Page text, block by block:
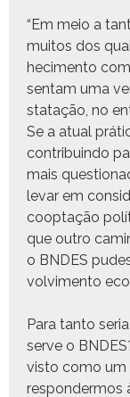
“Em meio a
muitos dos
hec­i­men­to
sen­tam uma
statação, no
Se a atu­al
con­tribuin­do
mais
levar em
coop­tação
que out­ro
o BNDES
volvi­men­to
Para tan­to
serve o
vis­to como um
respon­der­mos